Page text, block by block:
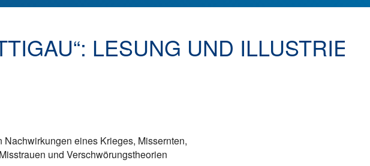
LESUNG UND
eines Krieges, Missernten,
und Verschwörungstheorien